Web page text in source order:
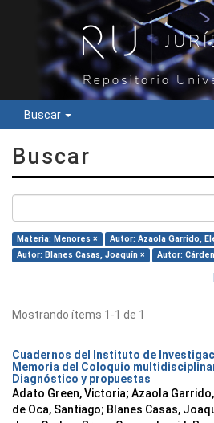
Buscar
Buscar
Materia: Menores ×
Autor: Azaola Garrido,
Autor: Blanes Casas, Joaquín ×
Autor:
Mostrando ítems 1-1 de 1
Cuadernos del Instituto de
Memoria del Coloquio
Diagnóstico y propuestas
Adato Green, Victoria; Azaola
de Oca, Santiago; Blanes Casas,